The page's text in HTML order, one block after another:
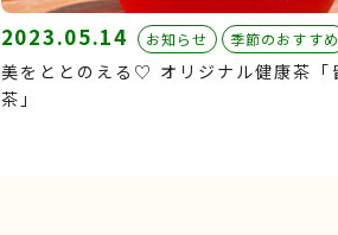
2023.05.14 お知らせ 季節のおすすめ
美をととのえる♡ オリジナル健康茶「
茶」 ︎